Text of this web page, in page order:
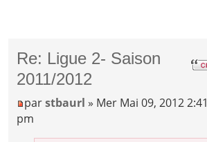
Re: Ligue 2- Saison
2011/2012
parstbaurl » Mer Mai 09, 2012 2:41
pm